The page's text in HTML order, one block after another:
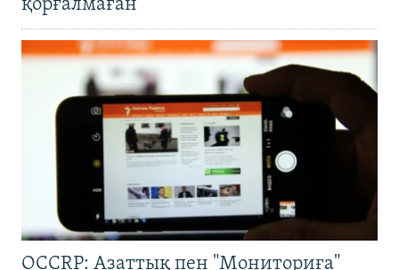
қорғалмаған
OCCRP: Азаттық пен "Мониториға"